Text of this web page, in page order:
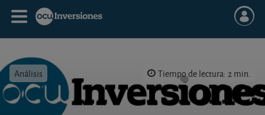
Análisis Tiempo de lectura: 2 min.